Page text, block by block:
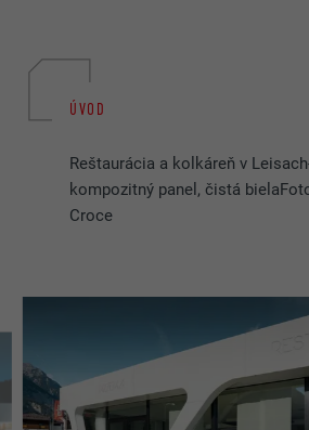
ÚVOD
Reštaurácia a kolkáreň v
kompozitný panel, čistá
Croce